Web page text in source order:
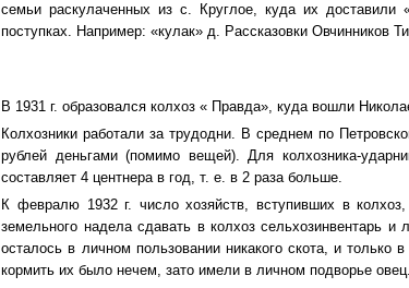
семьи раскулаченных из с. Круглое, куда их
поступках. Например: «кулак» д. Рассказовки Овчинников
В 1931 г. образовался колхоз « Правда», куда вошли
Колхозники работали за трудодни. В среднем по
рублей деньгами (помимо вещей). Для колхозника-
составляет 4 центнера в год, т. е. в 2 раза больше.
К февралю 1932 г. число хозяйств, вступивших в
земельного надела сдавать в колхоз сельхозинвентарь
осталось в личном пользовании никакого скота, и
кормить их было нечем, зато имели в личном подворье овец.